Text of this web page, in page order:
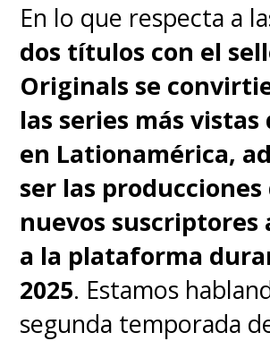
y otro al final.
Black Spot como
acontecimiento en
cual se construyen
historias", señalaron
los Muschietti.
Fuchs y Brad Caleb
Kane (Tokyo Vice,
Warrior) compartirán
En lo que respecta a
dos títulos con el
Originals se
las series más vistas
en Lationamérica,
ser las producciones
nuevos
a la plataforma
2025. Estamos
segunda temporada